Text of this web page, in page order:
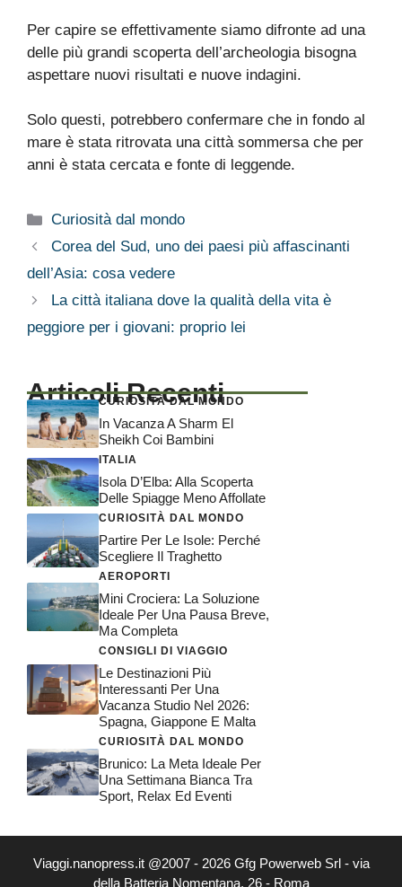
Per capire se effettivamente siamo difronte ad una
delle più grandi scoperta dell’archeologia bisogna
aspettare nuovi risultati e nuove indagini.
Solo questi, potrebbero confermare che in fondo al
mare è stata ritrovata una città sommersa che per
anni è stata cercata e fonte di leggende.
Categorie
Curiosità dal mondo
Corea del Sud, uno dei paesi più affascinanti
dell’Asia: cosa vedere
La città italiana dove la qualità della vita è
peggiore per i giovani: proprio lei
Articoli Recenti
CURIOSITÀ DAL MONDO
In Vacanza A Sharm El
Sheikh Coi Bambini
ITALIA
Isola D’Elba: Alla Scoperta
Delle Spiagge Meno Affollate
CURIOSITÀ DAL MONDO
Partire Per Le Isole: Perché
Scegliere Il Traghetto
AEROPORTI
Mini Crociera: La Soluzione
Ideale Per Una Pausa Breve,
Ma Completa
CONSIGLI DI VIAGGIO
Le Destinazioni Più
Interessanti Per Una
Vacanza Studio Nel 2026:
Spagna, Giappone E Malta
CURIOSITÀ DAL MONDO
Brunico: La Meta Ideale Per
Una Settimana Bianca Tra
Sport, Relax Ed Eventi
Viaggi.nanopress.it @2007 - 2026 Gfg Powerweb Srl - via
della Batteria Nomentana, 26 - Roma